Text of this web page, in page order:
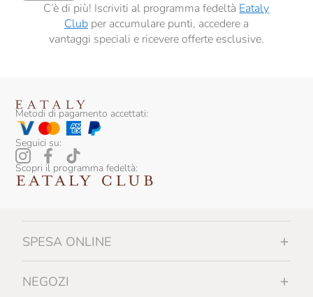
C’è di più! Iscriviti al programma fedeltà Eataly
Clubper accumulare punti, accedere a
vantaggi speciali e ricevere offerte esclusive.
Metodi di pagamento accettati:
Seguici su:
Scopri il programma fedeltà:
SPESA ONLINE
NEGOZI